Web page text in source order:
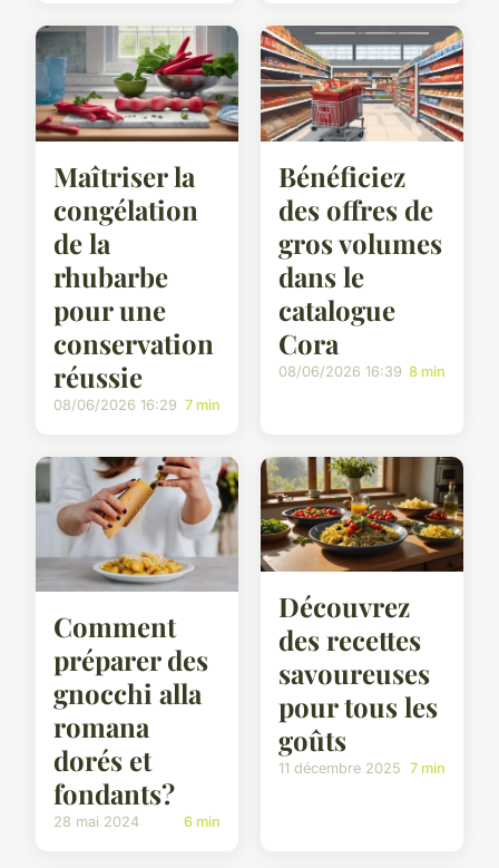
Maîtriser la
congélation
de la
rhubarbe
pour une
conservation
réussie
08/06/2026 16:29 7 min
Bénéficiez
des offres de
gros volumes
dans le
catalogue
Cora
08/06/2026 16:39 8 min
Comment
préparer des
gnocchi alla
romana
dorés et
fondants?
28 mai 2024 6 min
Découvrez
des recettes
savoureuses
pour tous les
goûts
11 décembre 2025 7 min